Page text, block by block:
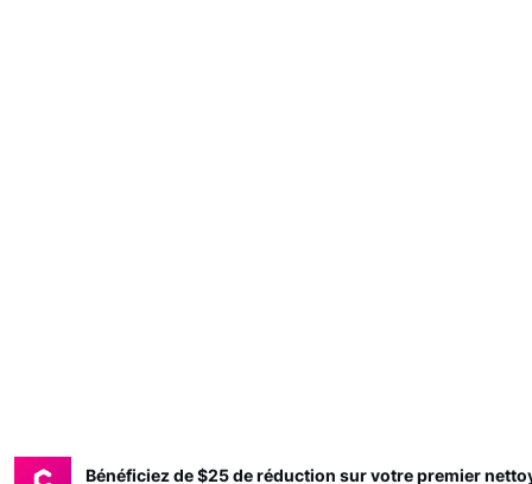
Bénéficiez de $25 de réduction sur votre premier